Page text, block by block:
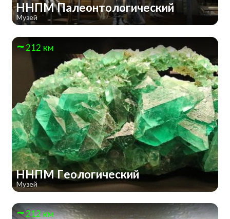
ННПМ Палеонтологический
Музей
212 км
ННПМ Геологический
Музей
212 км